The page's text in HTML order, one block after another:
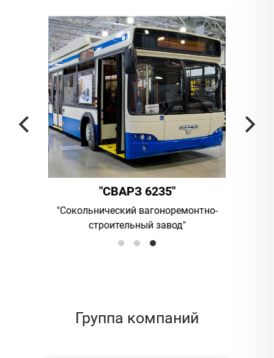
"СВАРЗ 6235"
"Сокольнический вагоноремонтно-
строительный завод"
Группа компаний